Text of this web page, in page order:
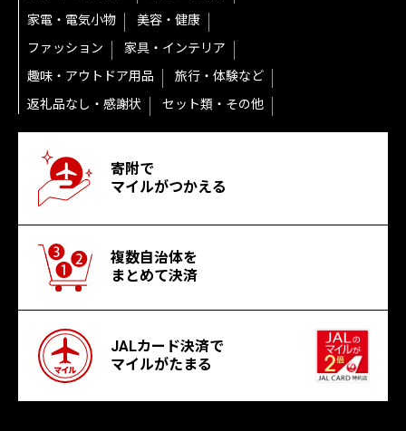
家電・電気小物
美容・健康
ファッション
家具・インテリア
趣味・アウトドア用品
旅行・体験など
返礼品なし・感謝状
セット類・その他
寄附で
マイルがつかえる
複数自治体を
まとめて決済
JALカード決済で
マイルがたまる